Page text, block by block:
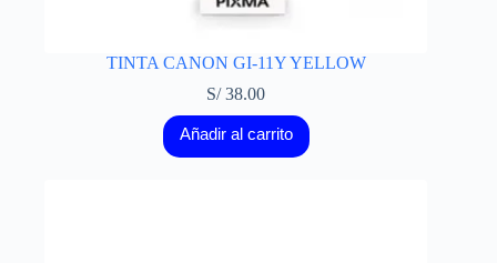
TINTA CANON GI-11Y YELLOW
S/38.00
Añadir al carrito